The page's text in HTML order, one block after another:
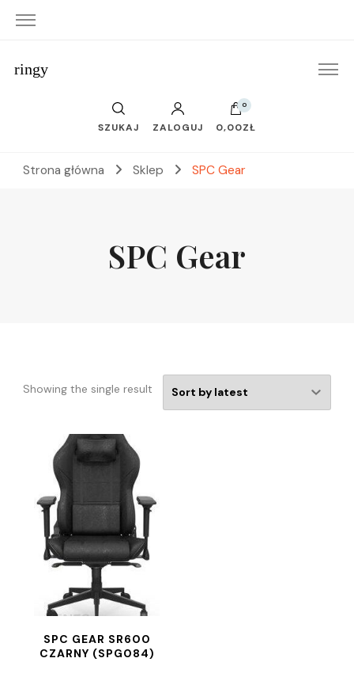
ringy
SZUKAJ ZALOGUJ
0
0,00ZŁ
Strona główna Sklep SPC Gear
SPC Gear
Showing the single result
SPC GEAR SR600
CZARNY (SPG084)